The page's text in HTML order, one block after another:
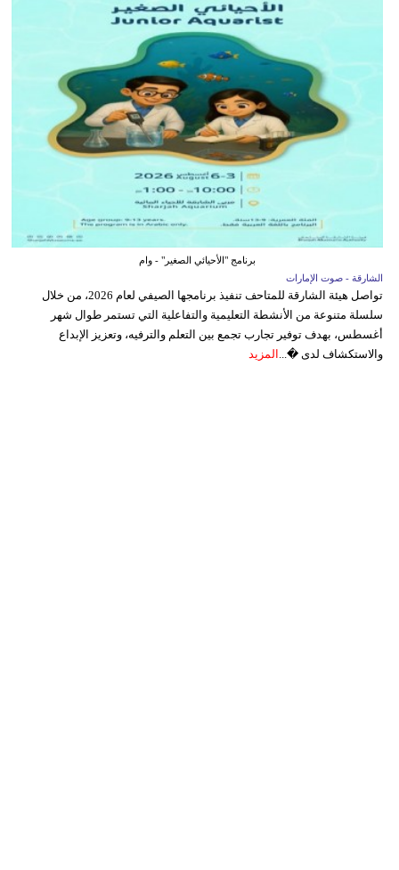
برنامج "الأحيائي الصغير" - وام
الشارقة - صوت الإمارات
تواصل هيئة الشارقة للمتاحف تنفيذ برنامجها الصيفي لعام 2026، من خلال
سلسلة متنوعة من الأنشطة التعليمية والتفاعلية التي تستمر طوال شهر
أغسطس، بهدف توفير تجارب تجمع بين التعلم والترفيه، وتعزيز الإبداع
والاستكشاف لدى �... المزيد